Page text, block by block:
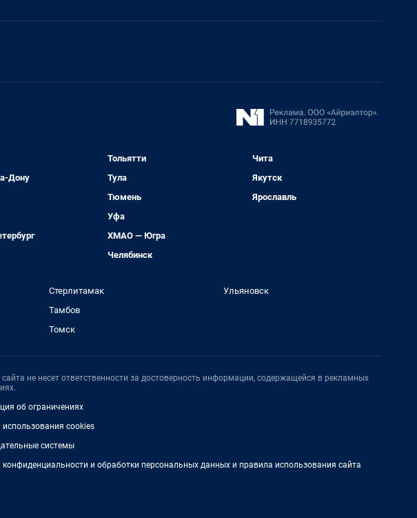
Дону
Тольятти
Тула
Тюмень
Уфа
ХМАО — Югра
Челябинск
Чита
Якутск
Ярославль
Стерлитамак
Тамбов
Томск
Ульяновск
не несет ответственности за достоверность информации, содержащейся в рекламных
об ограничениях
использования cookies
системы
конфиденциальности и обработки персональных данных и правила использования сайта